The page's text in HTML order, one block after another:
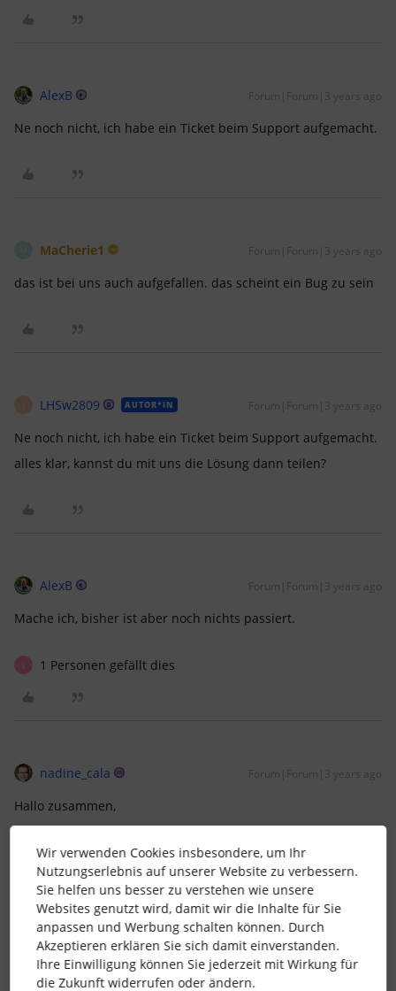
AlexB Forum|Forum|3 years ago
Ne noch nicht, ich habe ein Ticket beim Support aufgemacht.
MaCherie1 Forum|Forum|3 years ago
das ist bei uns auch aufgefallen. das scheint ein Bug zu sein
LHSw2809 AUTOR*IN Forum|Forum|3 years ago
Ne noch nicht, ich habe ein Ticket beim Support aufgemacht.
alles klar, kannst du mit uns die Lösung dann teilen?
AlexB Forum|Forum|3 years ago
Mache ich, bisher ist aber noch nichts passiert.
1 Personen gefällt dies
nadine_cala Forum|Forum|3 years ago
Hallo zusammen,
sind die Überstunden berechnet, bei manchen nicht.
Schon etwas bzgl. des Tickets gehört?
Bitte um Info. Dankeschön
Wir verwenden Cookies insbesondere, um Ihr
Nutzungserlebnis auf unserer Website zu verbessern.
Sie helfen uns besser zu verstehen wie unsere
Websites genutzt wird, damit wir die Inhalte für Sie
anpassen und Werbung schalten können. Durch
Akzeptieren erklären Sie sich damit einverstanden.
Ihre Einwilligung können Sie jederzeit mit Wirkung für
die Zukunft widerrufen oder ändern.